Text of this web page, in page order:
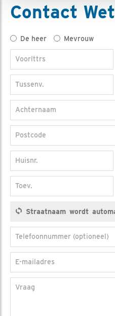
Contact
TitelDe heer Mevrouw
Voorlttrs
Tussenv.
Achternaam
Postcode
Huisnr.
Toev.
Telefoonnummer (optioneel)
E-mailadres
Vraag